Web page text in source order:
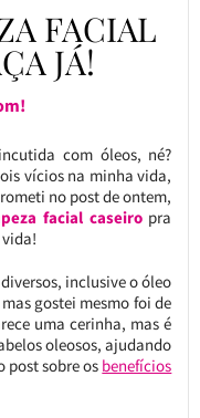
FACIAL
JÁ!
com óleos, né?
vícios na minha vida,
no post de ontem,
facial caseiropra
inclusive o óleo
gostei mesmo foi de
uma cerinha, mas é
oleosos, ajudando
post sobre os benefícios